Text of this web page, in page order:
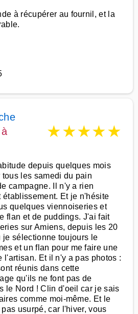
à récupérer au fournil, et la
à
★★★★★
depuis quelques mois
les samedi du pain
campagne. Il n'y a rien
Et je n'hésite
quelques viennoiseries et
flan et de puddings. J'ai fait
sur Amiens, depuis les 20
je sélectionne toujours le
et un flan pour me faire une
l'artisan. Et il n'y a pas photos :
réunis dans cette
qu'ils ne font pas de
le Nord ! Clin d'oeil car je sais
comme moi-même. Et le
usurpé, car l'hiver, vous